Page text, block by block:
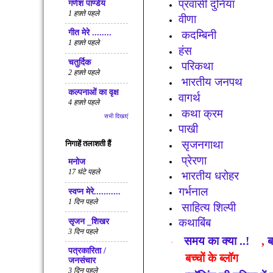
प्रवासी दुनिया
वीणा
कदम्बिनी
हंस
परिकथा
भारतीय जनपथ
वागर्थ
कथा क्रम
पाखी
सृजनगाथा
प्रेरणा
भारतीय धरोहर
गर्भनाल
साहित्य शिल्पी
कथाबिंब
· समय का क्या ..! ,
बच्चों के ब्लॉग
गणेश पाण्डेय
1 हफ़्ते पहले
गीत मेरे ........
1 हफ़्ते पहले
चतुर्दिक
2 हफ़्ते पहले
कल्पनाओं का वृक्ष
4 हफ़्ते पहले
सभी दिखाएं
निगाहें तलाशती हैं
मनोज
17 घंटे पहले
स्वप्न मेरे...........
1 दिन पहले
सृजन _शिखर
3 दिन पहले
पत्रकारिता /
जनसंचार
3 दिन पहले